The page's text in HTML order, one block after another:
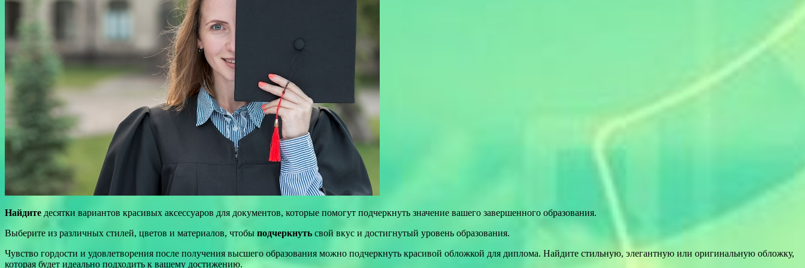
Найдите десятки вариантов красивых аксессуаров для документов, которые помогут подчеркнуть значение вашего завершенного образования.
Выберите из различных стилей, цветов и материалов, чтобы подчеркнуть свой вкус и достигнутый уровень образования.
Чувство гордости и удовлетворения после получения высшего образования можно подчеркнуть красивой обложкой для диплома. Найдите стильную, элегантную или оригинальную обложку,
которая будет идеально подходить к вашему достижению.